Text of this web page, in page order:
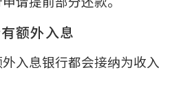
额外入息
入息银行都会接纳为收入